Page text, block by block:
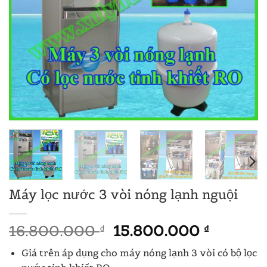
Máy lọc nước 3 vòi nóng lạnh nguội
16.800.000₫ Giá
gốc
là:
15.800.000 ₫Giá
hiện
tại
Giá trên áp dụng cho máy nóng lạnh 3 vòi có bộ lọc